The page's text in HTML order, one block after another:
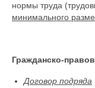
нормы труда
минимального
Гражданско-
Договор подряда